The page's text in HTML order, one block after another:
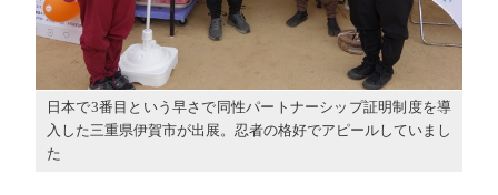
日本で3番目という早さで同性パートナーシップ証明制度を導
入した三重県伊賀市が出展。忍者の格好でアピールしていまし
た